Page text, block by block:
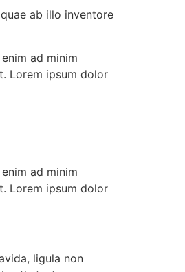
ab illo inventore
ad minim
Lorem ipsum dolor
ad minim
Lorem ipsum dolor
ligula non